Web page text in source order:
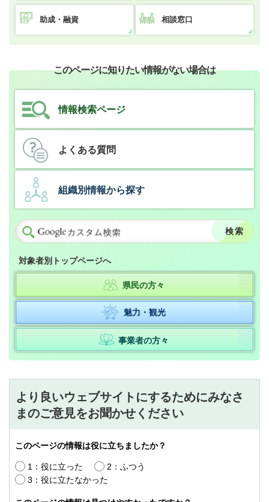
助成・融資 相談窓口
このページに知りたい情報がない場合は
情報検索ページ
よくある質問
組織別情報から探す
対象者別トップページへ
県民の方々
魅力・観光
事業者の方々
より良いウェブサイトにするためにみなさ
まのご意見をお聞かせください
このページの情報は役に立ちましたか？
1：役に立った
2：ふつう
3：役に立たなかった